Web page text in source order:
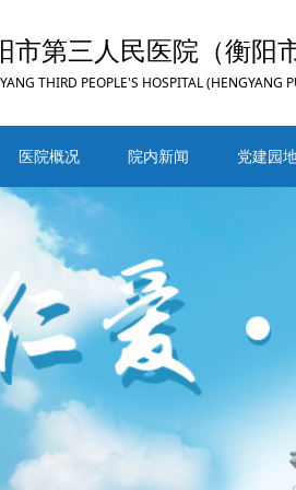
医院概况 院内新闻 党建园
市第三人民医院（衡阳
THIRD PEOPLE'S HOSPITAL (HENGYANG